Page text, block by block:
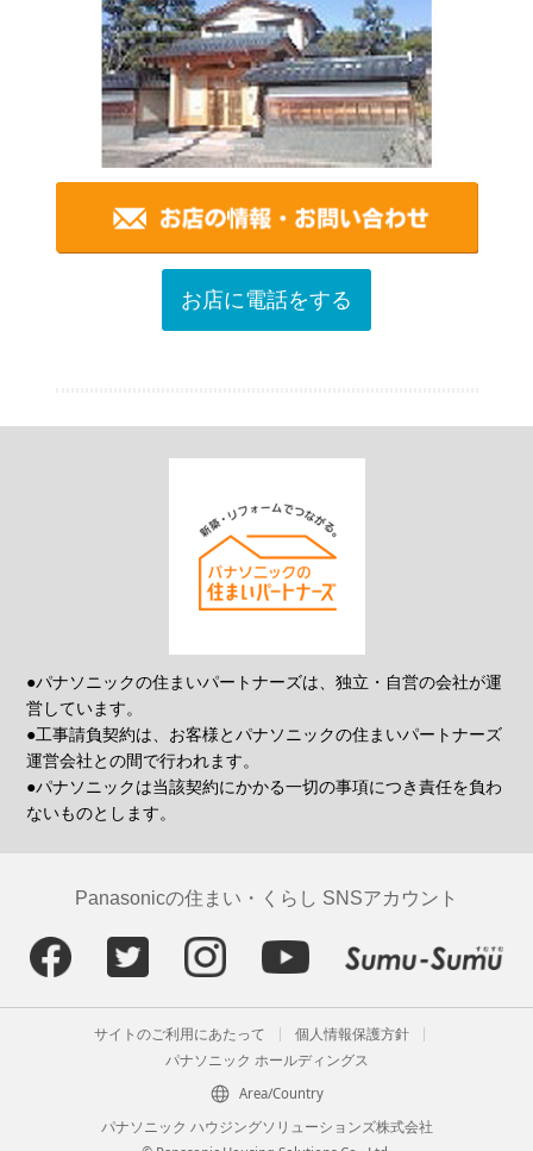
お店に電話をする
●パナソニックの住まいパートナーズは、独立・自営の会社が運
営しています。
●工事請負契約は、お客様とパナソニックの住まいパートナーズ
運営会社との間で行われます。
●パナソニックは当該契約にかかる一切の事項につき責任を負わ
ないものとします。
Panasonicの住まい・くらし SNSアカウント
サイトのご利用にあたって
個人情報保護方針
パナソニック ホールディングス
Area/Country
パナソニック ハウジングソリューションズ株式会社